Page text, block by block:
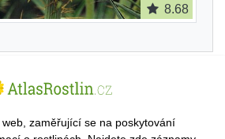
8.68
zaměřující se na poskytování